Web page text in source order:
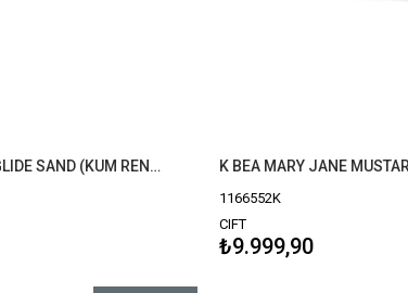
K GOLDENSTAR GLIDE SAND (KUM RENGI) 1166713K
1166552K
CIFT
₺9.999,90